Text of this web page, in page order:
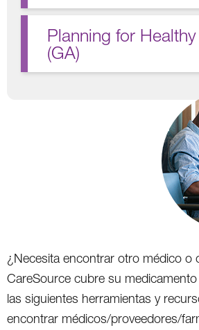
Planning for
(GA)
¿Necesita encontrar otro médico o
CareSource cubre su
las siguientes herramientas y
encontrar médicos/proveedores/